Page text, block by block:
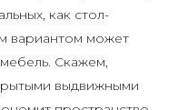
как стол-
вариантом может
Скажем,
выдвижными